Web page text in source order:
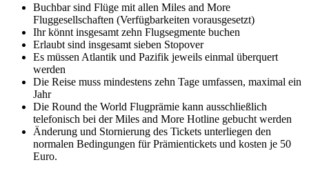
Buchbar sind Flüge mit allen Miles and More
Fluggesellschaften (Verfügbarkeiten vorausgesetzt)
Ihr könnt insgesamt zehn Flugsegmente buchen
Erlaubt sind insgesamt sieben Stopover
Es müssen Atlantik und Pazifik jeweils einmal überquert
werden
Die Reise muss mindestens zehn Tage umfassen, maximal ein
Jahr
Die Round the World Flugprämie kann ausschließlich
telefonisch bei der Miles and More Hotline gebucht werden
Änderung und Stornierung des Tickets unterliegen den
normalen Bedingungen für Prämientickets und kosten je 50
Euro.